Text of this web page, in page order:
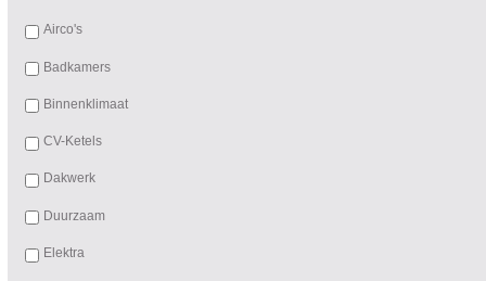
Airco's
Badkamers
Binnenklimaat
CV-Ketels
Dakwerk
Duurzaam
Elektra